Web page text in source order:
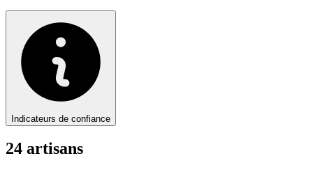
Indicateurs de confiance
24 artisans